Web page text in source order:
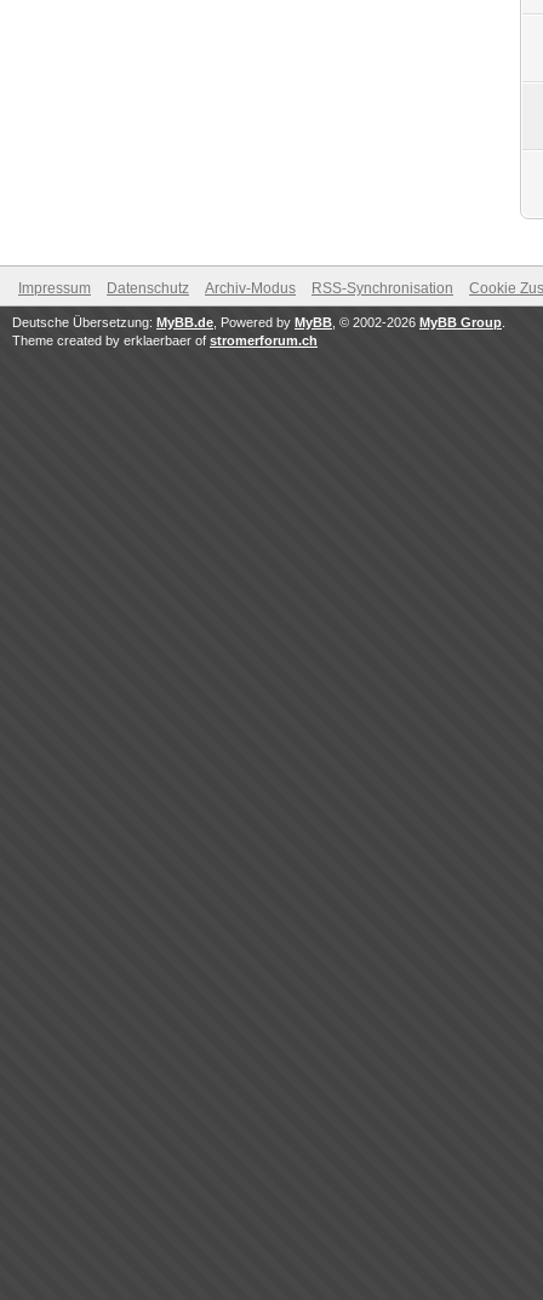
Impressum Datenschutz Archiv-Modus RSS-Synchronisation Cookie
Deutsche Übersetzung: MyBB.de , Powered by MyBB , © 2002-2026 MyBB Group
Theme created by erklaerbaer of stromerforum.ch